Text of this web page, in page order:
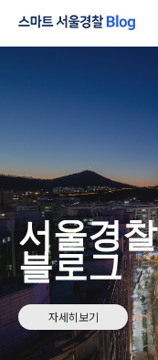
서울경찰
블로그
자세히보기